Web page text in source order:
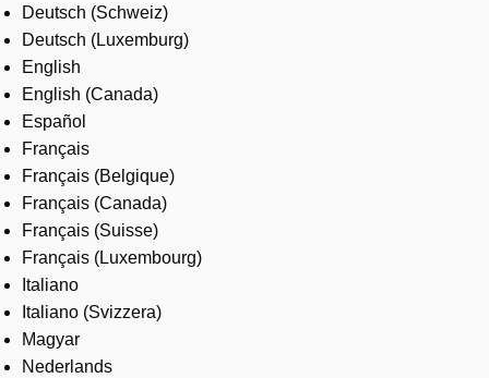
Where to buy
Contact us
Careers
Deutsch (Schweiz)
Deutsch (Luxemburg)
English
English (Canada)
Español
Français
Français (Belgique)
Français (Canada)
Français (Suisse)
Français (Luxembourg)
Italiano
Italiano (Svizzera)
Magyar
Nederlands